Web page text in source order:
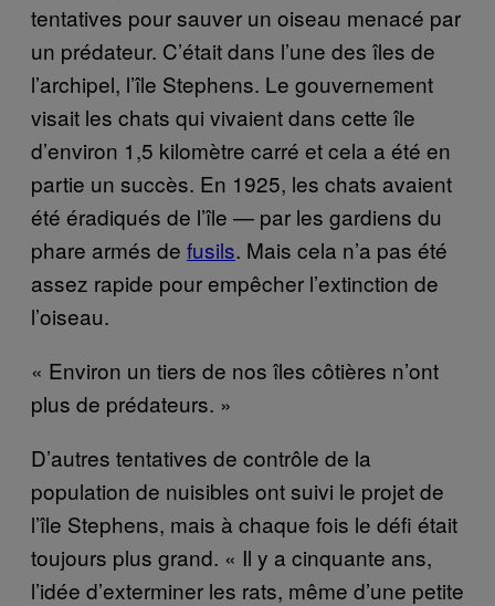
tentatives pour sauver un oiseau menacé par
un prédateur. C’était dans l’une des îles de
l’archipel, l’île Stephens. Le gouvernement
visait les chats qui vivaient dans cette île
d’environ 1,5 kilomètre carré et cela a été en
partie un succès. En 1925, les chats avaient
été éradiqués de l’île — par les gardiens du
phare armés de fusils. Mais cela n’a pas été
assez rapide pour empêcher l’extinction de
l’oiseau.
« Environ un tiers de nos îles côtières n’ont
plus de prédateurs. »
D’autres tentatives de contrôle de la
population de nuisibles ont suivi le projet de
l’île Stephens, mais à chaque fois le défi était
toujours plus grand. « Il y a cinquante ans,
l’idée d’exterminer les rats, même d’une petite